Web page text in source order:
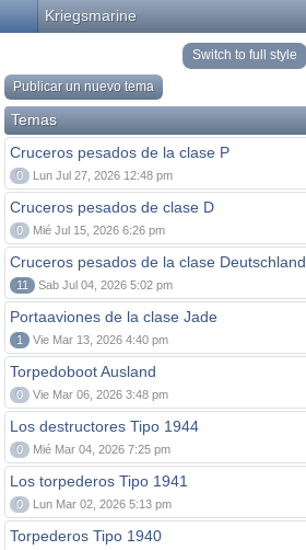
Kriegsmarine
Switch to full style
Publicar un nuevo tema
Temas
Cruceros pesados de la clase P
0 Lun Jul 27, 2026 12:48 pm
Cruceros pesados de clase D
0 Mié Jul 15, 2026 6:26 pm
Cruceros pesados de la clase Deutschland
11 Sab Jul 04, 2026 5:02 pm
Portaaviones de la clase Jade
1 Vie Mar 13, 2026 4:40 pm
Torpedoboot Ausland
0 Vie Mar 06, 2026 3:48 pm
Los destructores Tipo 1944
0 Mié Mar 04, 2026 7:25 pm
Los torpederos Tipo 1941
0 Lun Mar 02, 2026 5:13 pm
Torpederos Tipo 1940